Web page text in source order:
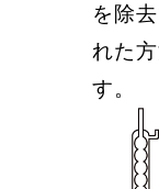
を除
れた
す。